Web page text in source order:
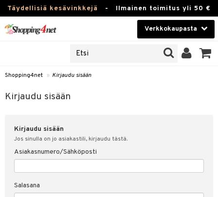
Täydellisiä kesävinkkejä - Ilmainen toimitus yli 50 €
Verkkokaupasta
Piilolinssit
Luontaistuotteet
Fitness
Koti & Sisustus
Lelut, Lapsi & Vauva
Tuotemerkkejä
Shopping4net » Kirjaudu sisään
Kirjaudu sisään
Kirjaudu sisään
Jos sinulla on jo asiakastili, kirjaudu tästä.
Asiakasnumero/Sähköposti
Salasana
sisään
& vastauksia
myyntiehdot